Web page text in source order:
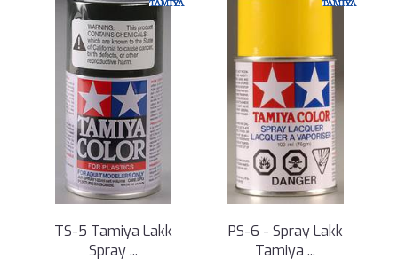
TS-5 Tamiya Lakk
Spray ...
PS-6 - Spray Lakk
Tamiya ...